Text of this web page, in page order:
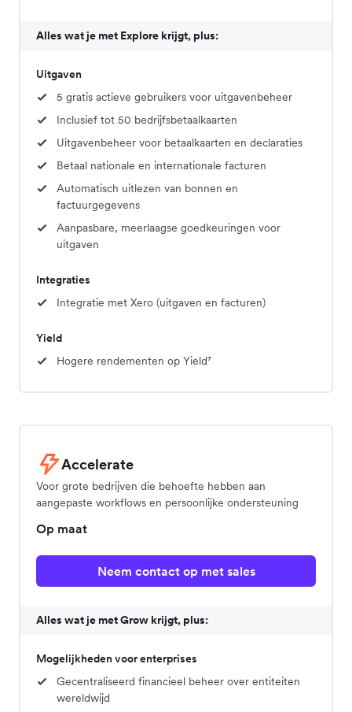
Alles wat je met Explore krijgt, plus:
Uitgaven
5 gratis actieve gebruikers voor uitgavenbeheer
Inclusief tot 50 bedrijfsbetaalkaarten
Uitgavenbeheer voor betaalkaarten en declaraties
Betaal nationale en internationale facturen
Automatisch uitlezen van bonnen en
factuurgegevens
Aanpasbare, meerlaagse goedkeuringen voor
uitgaven
Integraties
Integratie met Xero (uitgaven en facturen)
Yield
Hogere rendementen op Yield⁷
Accelerate
Voor grote bedrijven die behoefte hebben aan
aangepaste workflows en persoonlijke ondersteuning
Op maat
Neem contact op met sales
Alles wat je met Grow krijgt, plus:
Mogelijkheden voor enterprises
Gecentraliseerd financieel beheer over entiteiten
wereldwijd